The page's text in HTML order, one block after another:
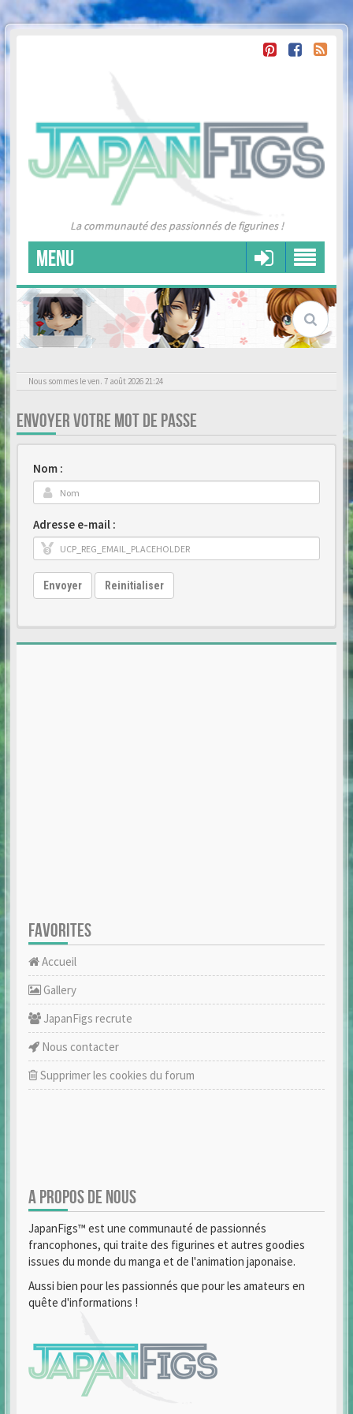
La communauté des passionnés de figurines !
MENU
Nous sommes le ven. 7 août 2026 21:24
ENVOYER VOTRE MOT DE PASSE
Nom :
Adresse e-mail :
Envoyer Reinitialiser
FAVORITES
Accueil
Gallery
JapanFigs recrute
Nous contacter
Supprimer les cookies du forum
A PROPOS DE NOUS
JapanFigs™ est une communauté de passionnés
francophones, qui traite des figurines et autres goodies
issues du monde du manga et de l'animation japonaise.
Aussi bien pour les passionnés que pour les amateurs en
quête d'informations !